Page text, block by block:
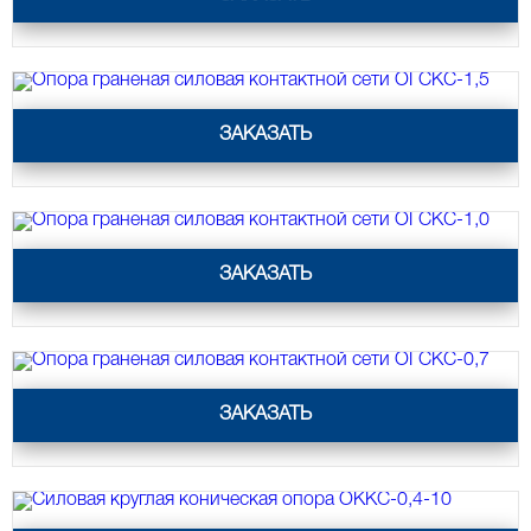
прямостоечные опоры освещения
ОКС Опоры освещения круглые
фланцевые опоры освещения
СФ Опоры освещения силовые
фланцевые
СП Опора освещения силовая
прямостоечная трубчатая
СФГ Силовые фланцевые граненые
опоры освещения
конические опоры освещения
Опора граненая силовая контактной сети ОГСКС-1,5
ЗАКАЗАТЬ
Опора граненая силовая контактной сети ОГСКС-1,0
ЗАКАЗАТЬ
Опора граненая силовая контактной сети ОГСКС-0,7
ЗАКАЗАТЬ